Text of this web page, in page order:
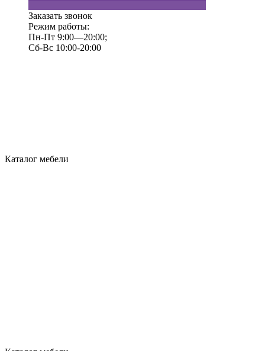
Заказать звонок
Режим работы:
Пн-Пт 9:00—20:00;
Сб-Вс 10:00-20:00
Каталог мебели